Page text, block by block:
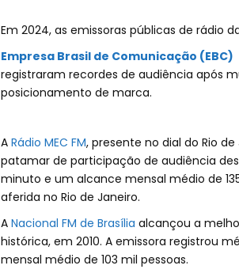
Em 2024, as emissoras públicas de rádio
Empresa Brasil de Comunicação (EBC)
registraram recordes de audiência após
posicionamento de marca.
A Rádio MEC FM, presente no dial do Rio
patamar de participação de audiência
minuto e um alcance mensal médio de
aferida no Rio de Janeiro.
A Nacional FM de Brasília alcançou a
histórica, em 2010. A emissora registrou
mensal médio de 103 mil pessoas.